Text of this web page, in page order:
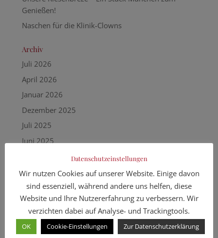
Genießen!
Naschen für die Klinik-Clowns
Archiv
Juli 2026
April 2026
Januar 2026
Dezember 2025
Juli 2025
Juni 2025
März 2025
Februar 2025
November 2024
Oktober 2024
Juli 2024
Datenschutzeinstellungen
Wir nutzen Cookies auf unserer Website. Einige davon
sind essenziell, während andere uns helfen, diese
Website und Ihre Nutzererfahrung zu verbessern. Wir
verzichten dabei auf Analyse- und Trackingtools.
OK Cookie-Einstellungen Zur Datenschutzerklärung